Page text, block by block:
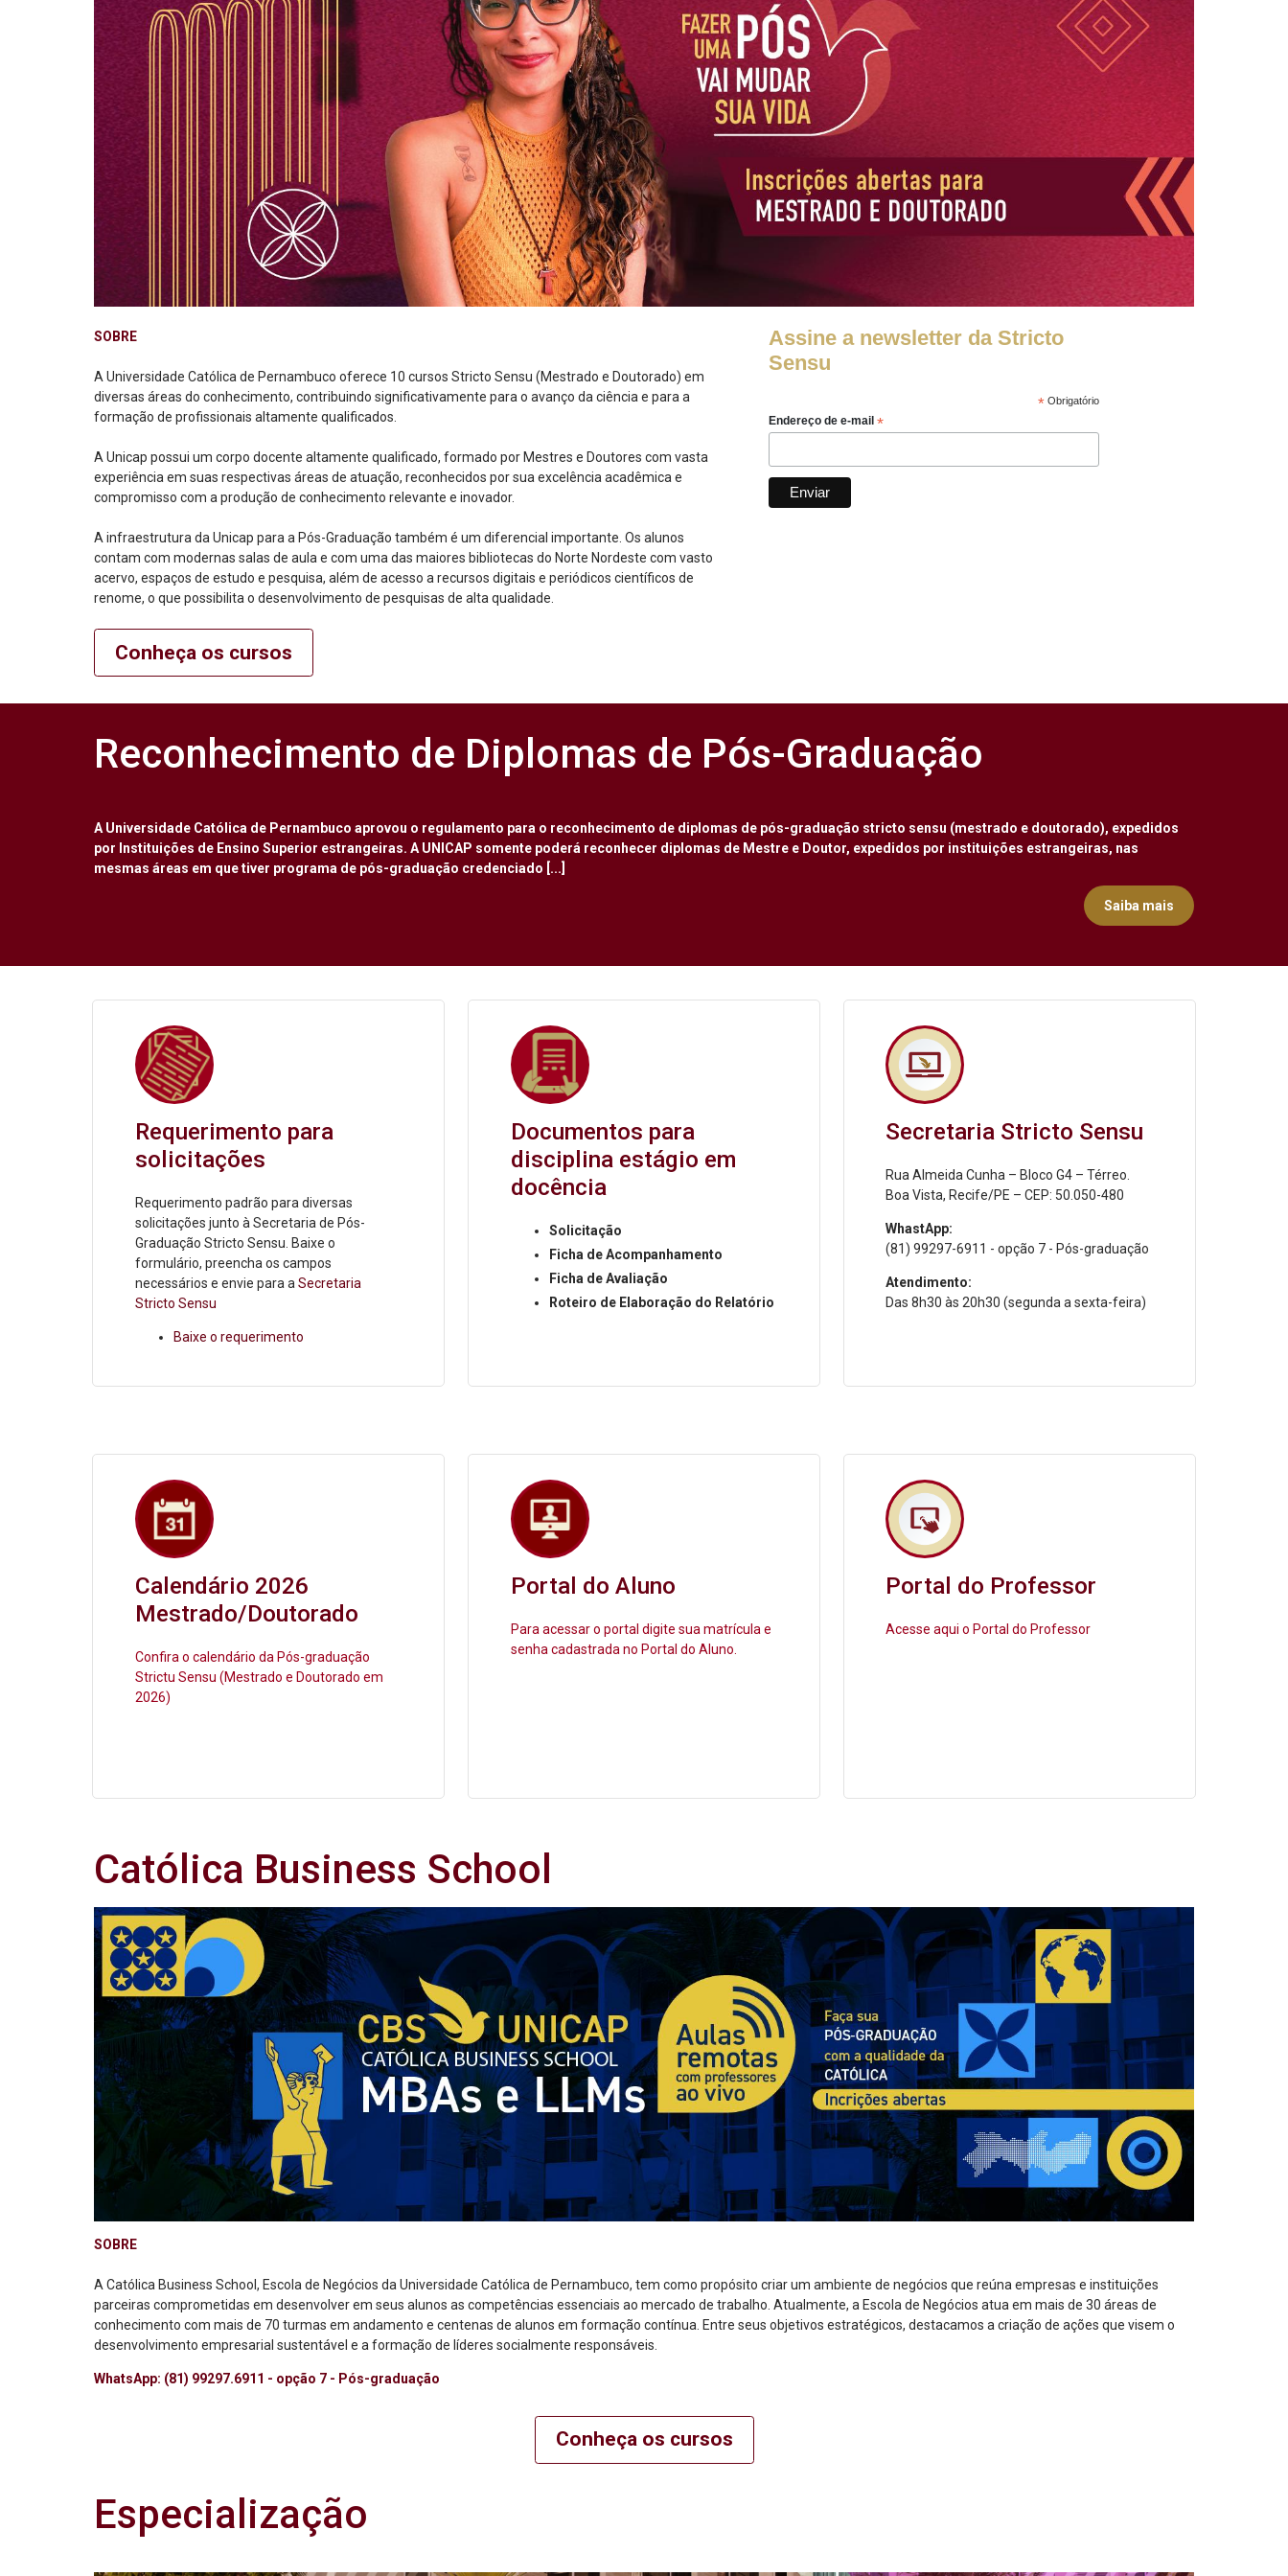
SOBRE
A Universidade Católica de Pernambuco oferece 10 cursos Stricto Sensu (Mestrado e Doutorado) em
diversas áreas do conhecimento, contribuindo significativamente para o avanço da ciência e para a
formação de profissionais altamente qualificados.
A Unicap possui um corpo docente altamente qualificado, formado por Mestres e Doutores com vasta
experiência em suas respectivas áreas de atuação, reconhecidos por sua excelência acadêmica e
compromisso com a produção de conhecimento relevante e inovador.
A infraestrutura da Unicap para a Pós-Graduação também é um diferencial importante. Os alunos
contam com modernas salas de aula e com uma das maiores bibliotecas do Norte Nordeste com vasto
acervo, espaços de estudo e pesquisa, além de acesso a recursos digitais e periódicos científicos de
renome, o que possibilita o desenvolvimento de pesquisas de alta qualidade.
Conheça os cursos
Assine a newsletter da Stricto
Sensu
* Obrigatório
Endereço de e-mail *
Reconhecimento de Diplomas de Pós-Graduação
A Universidade Católica de Pernambuco aprovou o regulamento para o reconhecimento de diplomas de pós-graduação stricto sensu (mestrado e doutorado), expedidos
por Instituições de Ensino Superior estrangeiras. A UNICAP somente poderá reconhecer diplomas de Mestre e Doutor, expedidos por instituições estrangeiras, nas
mesmas áreas em que tiver programa de pós-graduação credenciado [...]
Saiba mais
Requerimento para
solicitações
Requerimento padrão para diversas
solicitações junto à Secretaria de Pós-
Graduação Stricto Sensu. Baixe o
formulário, preencha os campos
necessários e envie para a Secretaria
Stricto Sensu
Baixe o requerimento
Documentos para
disciplina estágio em
docência
Solicitação
Ficha de Acompanhamento
Ficha de Avaliação
Roteiro de Elaboração do Relatório
Secretaria Stricto Sensu
Rua Almeida Cunha – Bloco G4 – Térreo.
Boa Vista, Recife/PE – CEP: 50.050-480
WhastApp:
(81) 99297-6911 - opção 7 - Pós-graduação
Atendimento:
Das 8h30 às 20h30 (segunda a sexta-feira)
Calendário 2026
Mestrado/Doutorado
Confira o calendário da Pós-graduação
Strictu Sensu (Mestrado e Doutorado em
2026)
Portal do Aluno
Para acessar o portal digite sua matrícula e
senha cadastrada no Portal do Aluno.
Portal do Professor
Acesse aqui o Portal do Professor
Católica Business School
SOBRE
A Católica Business School, Escola de Negócios da Universidade Católica de Pernambuco, tem como propósito criar um ambiente de negócios que reúna empresas e instituições
parceiras comprometidas em desenvolver em seus alunos as competências essenciais ao mercado de trabalho. Atualmente, a Escola de Negócios atua em mais de 30 áreas de
conhecimento com mais de 70 turmas em andamento e centenas de alunos em formação contínua. Entre seus objetivos estratégicos, destacamos a criação de ações que visem o
desenvolvimento empresarial sustentável e a formação de líderes socialmente responsáveis.
WhatsApp: (81) 99297.6911 - opção 7 - Pós-graduação
Conheça os cursos
Especialização